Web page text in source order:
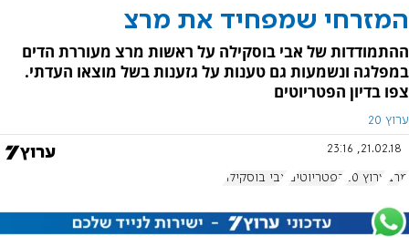
המזרחי שמפחיד את מרצ
ההתמודדות של אבי בוסקילה על ראשות מרצ מעוררת הדים
במפלגה ונשמעות גם טענות על גזענות בשל מוצאו העדתי.
צפו בדיון הפטריוטים
ערוץ 20
21.02.18, 23:16
מרצ ערוץ 20 הפטריוטים אבי בוסקילה